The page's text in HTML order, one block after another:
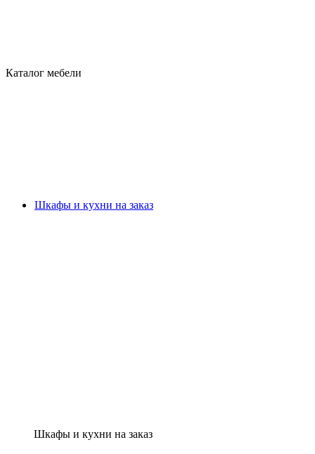
Каталог мебели
Шкафы и кухни на заказ
Шкафы и кухни на заказ